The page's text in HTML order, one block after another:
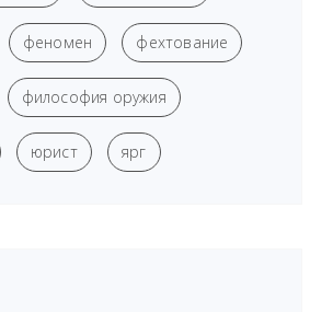
феномен фехтование
философия оружия
юрист ярг